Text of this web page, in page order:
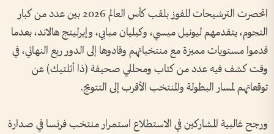
انحصرت الترشيحات للفوز بلقب كأس العالم 2026 بين عدد من كبار
النجوم، يتقدمهم ليونيل ميسي، وكيليان مبابي، وإيرلينج هالاند، بعدما
قدموا مستويات مميزة مع منتخباتهم وقادوها إلى الدور ربع النهائي، في
وقت كشف فيه عدد من كتاب ومحللي صحيفة (ذا أثلتيك) عن
توقعاتهم لمسار البطولة والمنتخب الأقرب إلى التتويج.
ورجح غالبية المشاركين في الاستطلاع استمرار منتخب فرنسا في صدارة